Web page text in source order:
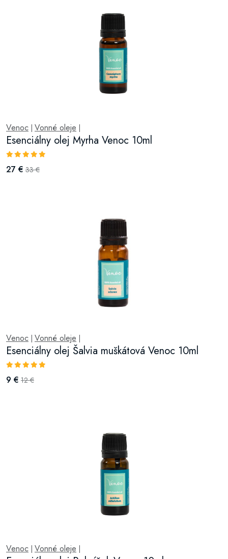
Venoc Vonné oleje
Esenciálny olej Myrha Venoc 10ml
27 € 33 €
Venoc Vonné oleje
Esenciálny olej Šalvia muškátová Venoc 10ml
9 € 12 €
Venoc Vonné oleje